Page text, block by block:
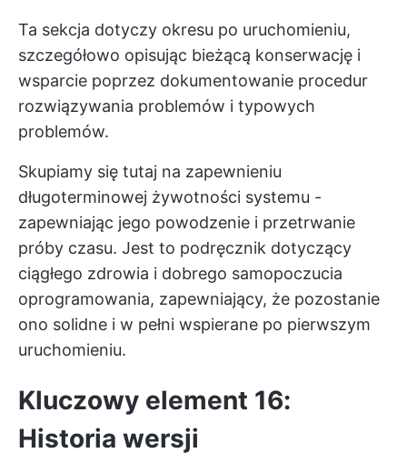
Ta sekcja dotyczy okresu po uruchomieniu,
szczegółowo opisując bieżącą konserwację i
wsparcie poprzez dokumentowanie procedur
rozwiązywania problemów i typowych
problemów.
Skupiamy się tutaj na zapewnieniu
długoterminowej żywotności systemu -
zapewniając jego powodzenie i przetrwanie
próby czasu. Jest to podręcznik dotyczący
ciągłego zdrowia i dobrego samopoczucia
oprogramowania, zapewniający, że pozostanie
ono solidne i w pełni wspierane po pierwszym
uruchomieniu.
Kluczowy element 16:
Historia wersji